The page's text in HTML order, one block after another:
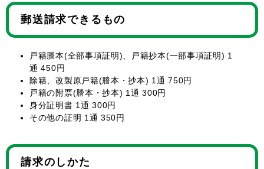
郵送請求できるもの
戸籍謄本(全部事項証明)、戸籍抄本(一部事項証明) 1
通 450円
除籍、改製原戸籍(謄本・抄本) 1通 750円
戸籍の附票(謄本・抄本) 1通 300円
身分証明書 1通 300円
その他の証明 1通 350円
請求のしかた